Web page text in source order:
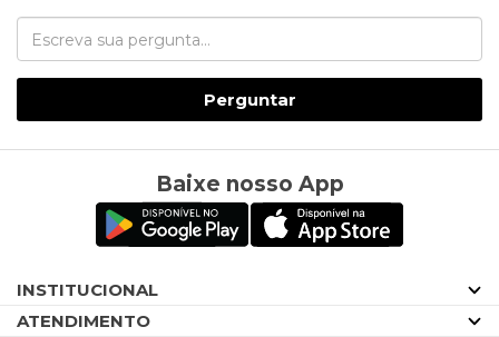
Perguntar
Baixe nosso App
INSTITUCIONAL
ATENDIMENTO